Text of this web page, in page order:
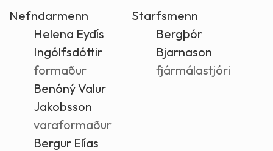
Nefndarmenn
Helena Eydís
Ingólfsdóttir
formaður
Benóný Valur
Jakobsson
varaformaður
Bergur Elías
Starfsmenn
Bergþór
Bjarnason
fjármálastjóri